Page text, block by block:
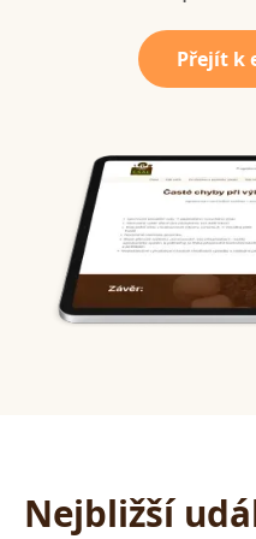
Přejít k
Nejbližší